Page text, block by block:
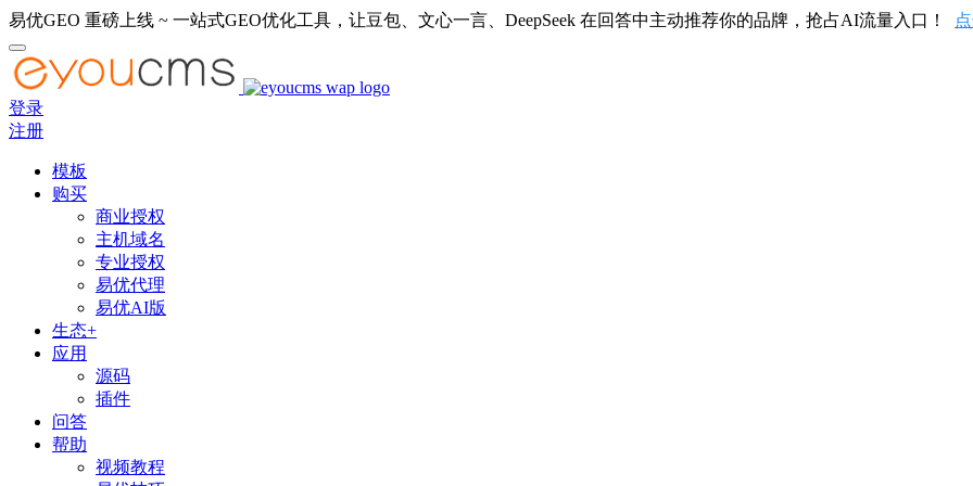
易优GEO 重磅上线 ~ 一站式GEO优化工具，让豆包、文心一言、DeepSeek 在回答中主动推荐你的品牌，抢占AI流量入口！
登录
注册
模板
购买
商业授权
主机域名
专业授权
易优代理
易优AI版
生态+
应用
源码
插件
问答
帮助
视频教程